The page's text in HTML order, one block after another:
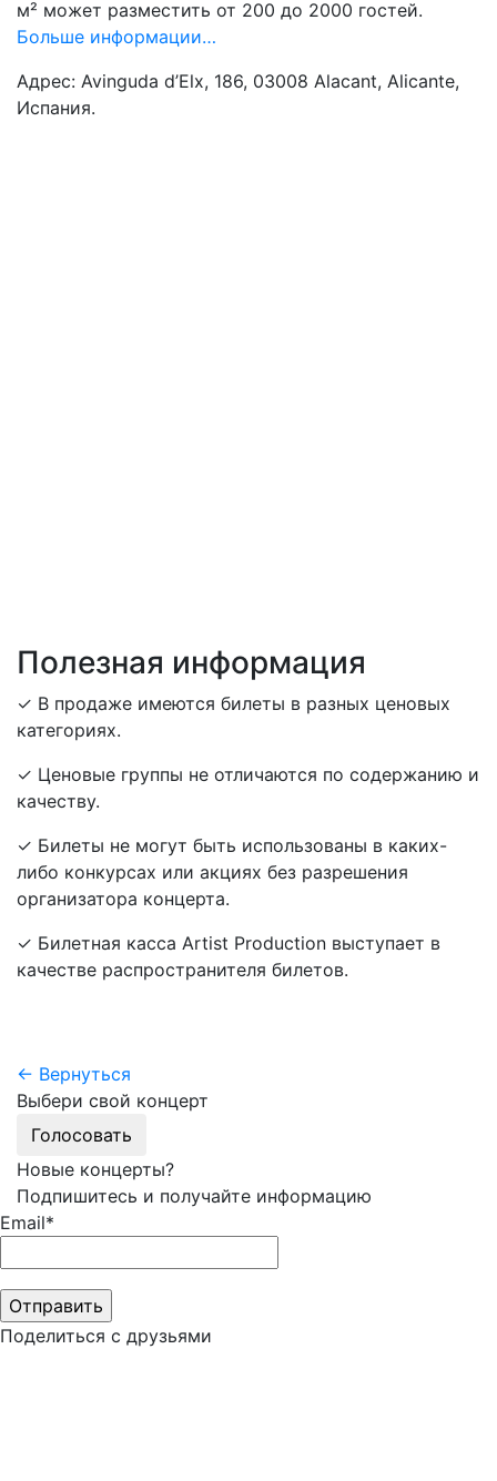
м² может разместить от 200 до 2000 гостей.
Больше информации…
Адрес: Avinguda d’Elx, 186, 03008 Alacant, Alicante,
Испания.
Полезная информация
✓ В продаже имеются билеты в разных ценовых
категориях.
✓ Ценовые группы не отличаются по содержанию и
качеству.
✓ Билеты не могут быть использованы в каких-
либо конкурсах или акциях без разрешения
организатора концерта.
✓ Билетная касса Artist Production выступает в
качестве распространителя билетов.
← Вернуться
Выбери свой концерт
Голосовать
Новые концерты?
Подпишитесь и получайте информацию
Email*
Поделиться с друзьями